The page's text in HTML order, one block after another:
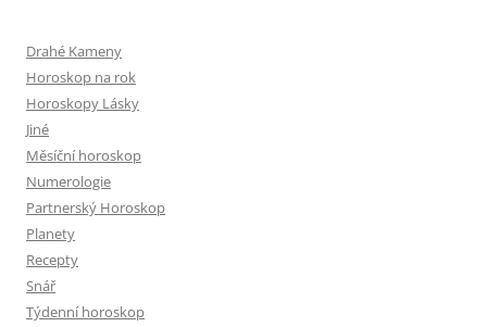
Drahé Kameny
Horoskop na rok
Horoskopy Lásky
Jiné
Měsíční horoskop
Numerologie
Partnerský Horoskop
Planety
Recepty
Snář
Týdenní horoskop